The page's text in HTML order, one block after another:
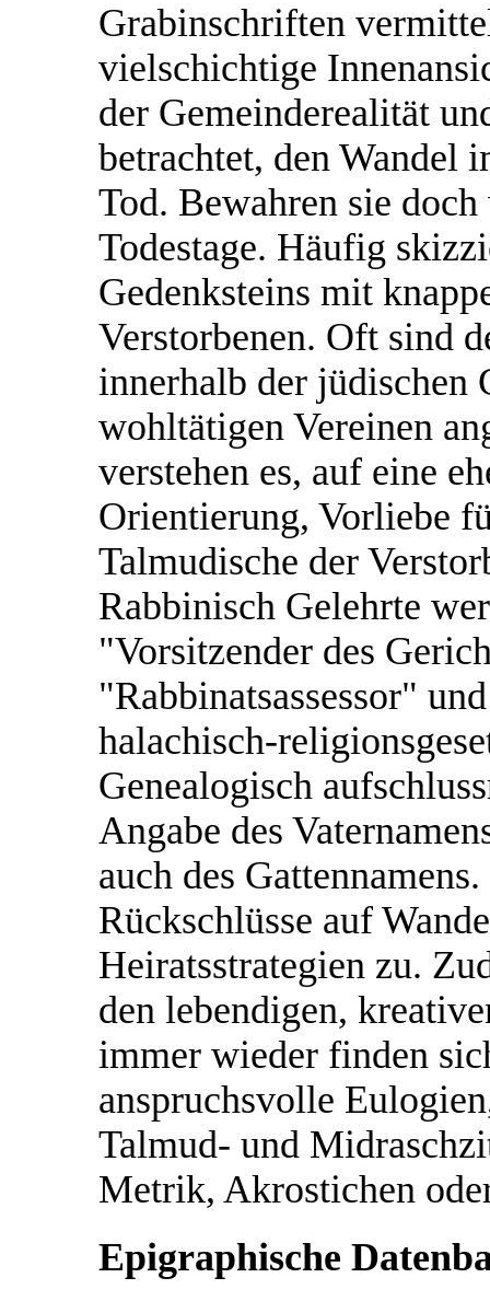
Grabinschriften
vielschichtige
der Gemeinderealität
betrachtet, den Wandel
Tod. Bewahren sie
Todestage. Häufig
Gedenksteins mit
Verstorbenen. Oft sind
innerhalb der jüdischen
wohltätigen Vereinen
verstehen es, auf eine
Orientierung, Vorliebe
Talmudische der
Rabbinisch Gelehrte
"Vorsitzender des
"Rabbinatsassessor"
halachisch-
Genealogisch
Angabe des
auch des
Rückschlüsse auf
Heiratsstrategien zu.
den lebendigen,
immer wieder finden
anspruchsvolle
Talmud- und
Metrik, Akrostichen
Epigraphische